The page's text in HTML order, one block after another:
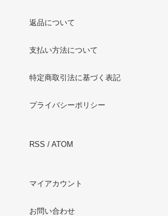
返品について
支払い方法について
特定商取引法に基づく表記
プライバシーポリシー
RSS / ATOM
マイアカウント
お問い合わせ